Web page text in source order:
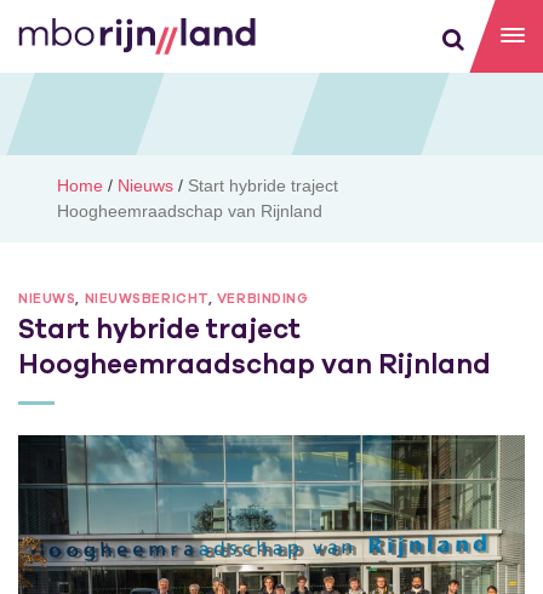
Home / Nieuws / Start hybride traject
Hoogheemraadschap van Rijnland
NIEUWS NIEUWSBERICHT VERBINDING
Start hybride traject
Hoogheemraadschap van Rijnland